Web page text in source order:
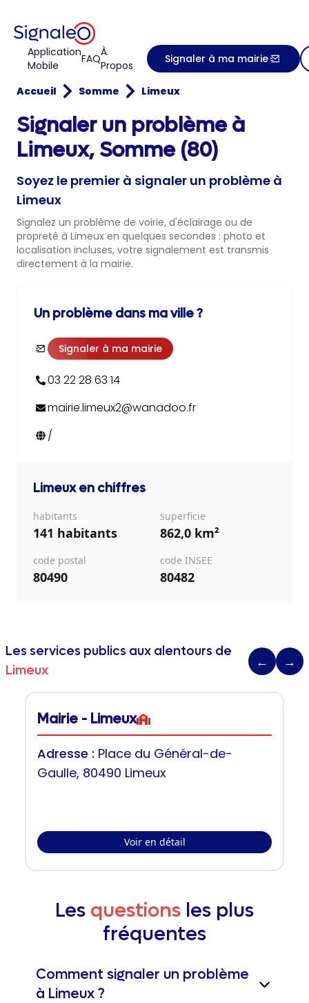
Application
Mobile
FAQÀ
Propos
Signaler à ma mairie
Accueil Somme Limeux
Signaler un problème à
Limeux, Somme (80)
Soyez le premier à signaler un problème à
Limeux
Signalez un problème de voirie, d'éclairage ou de
propreté à Limeux en quelques secondes : photo et
localisation incluses, votre signalement est transmis
directement à la mairie.
Un problème dans ma ville ?
Signaler à ma mairie
03 22 28 63 14
mairie.limeux2@wanadoo.fr
/
Limeuxen chiffres
habitants
141 habitants
superficie
862,0 km²
code postal
80490
code INSEE
80482
Les services publics aux alentours de
Limeux
← →
Mairie - Limeux
Adresse : Place du Général-de-
Gaulle, 80490 Limeux
Voir en détail
Les questions les plus
fréquentes
Comment signaler un problème
à Limeux ?